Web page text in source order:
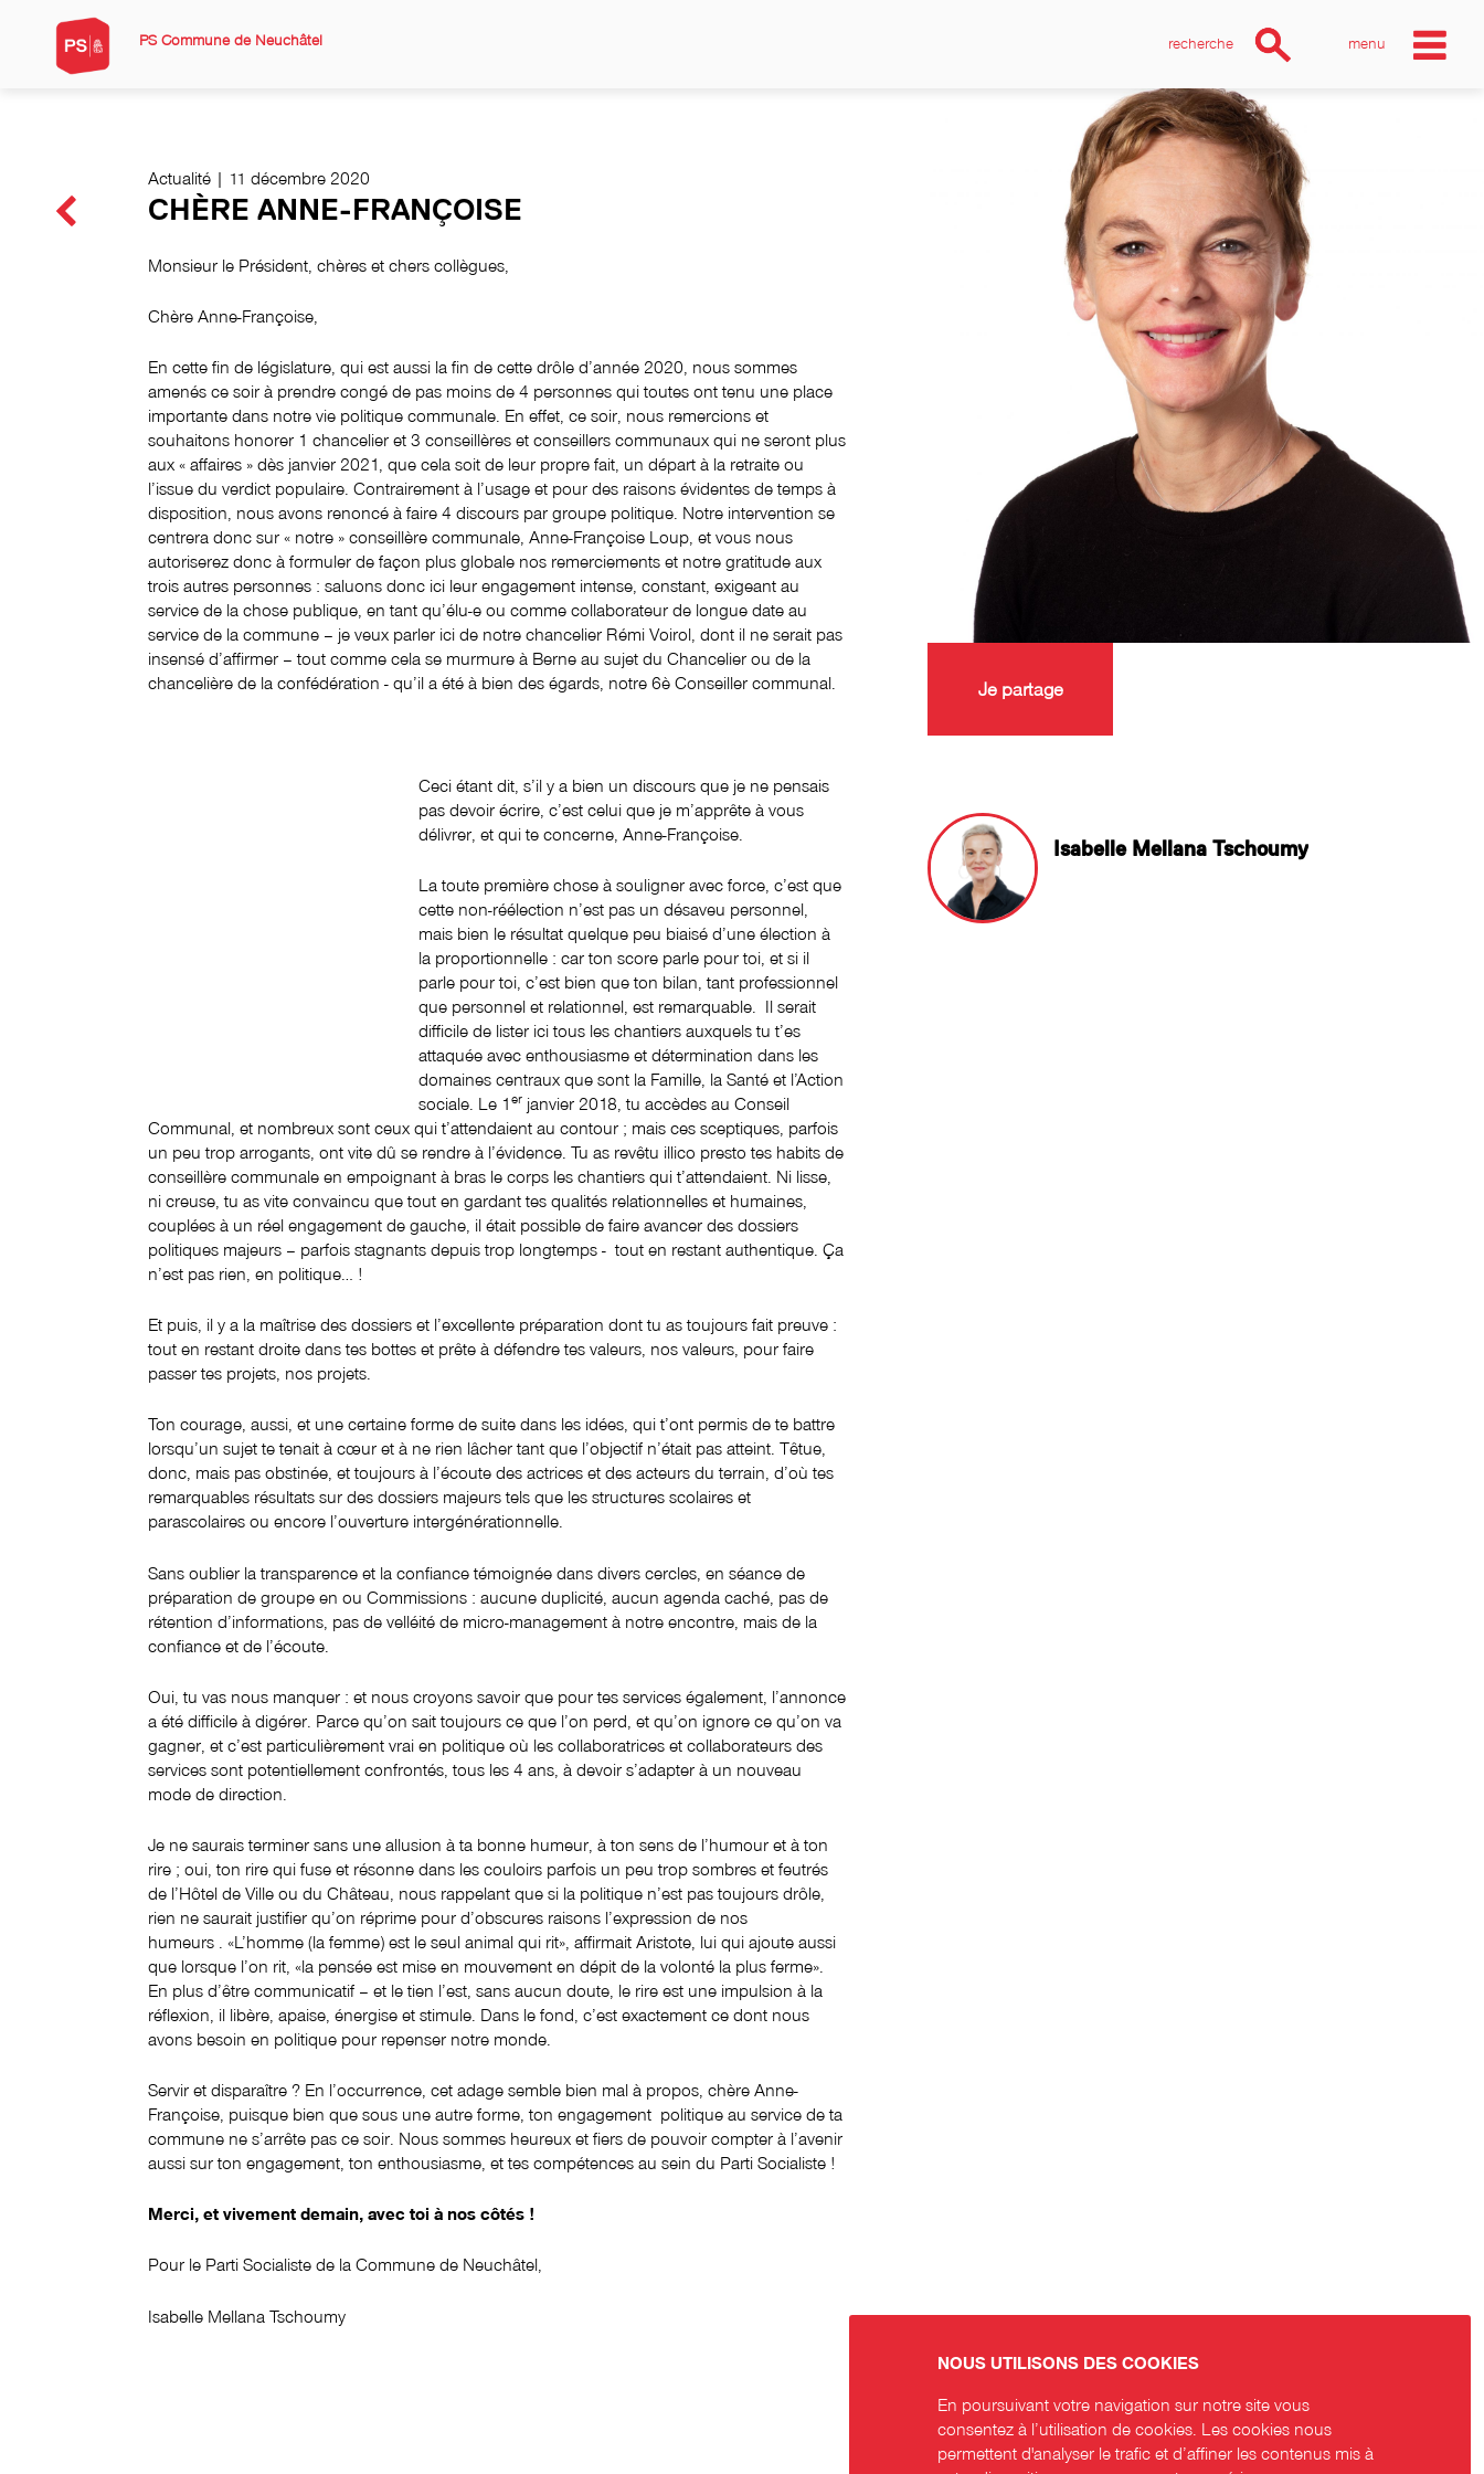
PS Commune de Neuchâtel menu
recherche
Actualité | 11 décembre 2020
CHÈRE ANNE-FRANÇOISE
Monsieur le Président, chères et chers collègues,
Chère Anne-Françoise,
En cette fin de législature, qui est aussi la fin de cette drôle d’année 2020, nous sommes
amenés ce soir à prendre congé de pas moins de 4 personnes qui toutes ont tenu une place
importante dans notre vie politique communale. En effet, ce soir, nous remercions et
souhaitons honorer 1 chancelier et 3 conseillères et conseillers communaux qui ne seront plus
aux « affaires » dès janvier 2021, que cela soit de leur propre fait, un départ à la retraite ou
l’issue du verdict populaire. Contrairement à l’usage et pour des raisons évidentes de temps à
disposition, nous avons renoncé à faire 4 discours par groupe politique. Notre intervention se
centrera donc sur « notre » conseillère communale, Anne-Françoise Loup, et vous nous
autoriserez donc à formuler de façon plus globale nos remerciements et notre gratitude aux
trois autres personnes : saluons donc ici leur engagement intense, constant, exigeant au
service de la chose publique, en tant qu’élu-e ou comme collaborateur de longue date au
service de la commune – je veux parler ici de notre chancelier Rémi Voirol, dont il ne serait pas
insensé d’affirmer – tout comme cela se murmure à Berne au sujet du Chancelier ou de la
chancelière de la confédération - qu’il a été à bien des égards, notre 6è Conseiller communal.
Ceci étant dit, s’il y a bien un discours que je ne pensais
pas devoir écrire, c’est celui que je m’apprête à vous
délivrer, et qui te concerne, Anne-Françoise.
La toute première chose à souligner avec force, c’est que
cette non-réélection n’est pas un désaveu personnel,
mais bien le résultat quelque peu biaisé d’une élection à
la proportionnelle : car ton score parle pour toi, et si il
parle pour toi, c’est bien que ton bilan, tant professionnel
que personnel et relationnel, est remarquable. Il serait
difficile de lister ici tous les chantiers auxquels tu t’es
attaquée avec enthousiasme et détermination dans les
domaines centraux que sont la Famille, la Santé et l’Action
sociale. Le 1er janvier 2018, tu accèdes au Conseil
Communal, et nombreux sont ceux qui t’attendaient au contour ; mais ces sceptiques, parfois
un peu trop arrogants, ont vite dû se rendre à l’évidence. Tu as revêtu illico presto tes habits de
conseillère communale en empoignant à bras le corps les chantiers qui t’attendaient. Ni lisse,
ni creuse, tu as vite convaincu que tout en gardant tes qualités relationnelles et humaines,
couplées à un réel engagement de gauche, il était possible de faire avancer des dossiers
politiques majeurs – parfois stagnants depuis trop longtemps - tout en restant authentique. Ça
n’est pas rien, en politique… !
Et puis, il y a la maîtrise des dossiers et l’excellente préparation dont tu as toujours fait preuve :
tout en restant droite dans tes bottes et prête à défendre tes valeurs, nos valeurs, pour faire
passer tes projets, nos projets.
Ton courage, aussi, et une certaine forme de suite dans les idées, qui t’ont permis de te battre
lorsqu’un sujet te tenait à cœur et à ne rien lâcher tant que l’objectif n’était pas atteint. Têtue,
donc, mais pas obstinée, et toujours à l’écoute des actrices et des acteurs du terrain, d’où tes
remarquables résultats sur des dossiers majeurs tels que les structures scolaires et
parascolaires ou encore l’ouverture intergénérationnelle.
Sans oublier la transparence et la confiance témoignée dans divers cercles, en séance de
préparation de groupe en ou Commissions : aucune duplicité, aucun agenda caché, pas de
rétention d’informations, pas de velléité de micro-management à notre encontre, mais de la
confiance et de l’écoute.
Oui, tu vas nous manquer : et nous croyons savoir que pour tes services également, l’annonce
a été difficile à digérer. Parce qu’on sait toujours ce que l’on perd, et qu’on ignore ce qu’on va
gagner, et c’est particulièrement vrai en politique où les collaboratrices et collaborateurs des
services sont potentiellement confrontés, tous les 4 ans, à devoir s’adapter à un nouveau
mode de direction.
Je ne saurais terminer sans une allusion à ta bonne humeur, à ton sens de l’humour et à ton
rire ; oui, ton rire qui fuse et résonne dans les couloirs parfois un peu trop sombres et feutrés
de l’Hôtel de Ville ou du Château, nous rappelant que si la politique n’est pas toujours drôle,
rien ne saurait justifier qu’on réprime pour d’obscures raisons l’expression de nos
humeurs . «L’homme (la femme) est le seul animal qui rit», affirmait Aristote, lui qui ajoute aussi
que lorsque l’on rit, «la pensée est mise en mouvement en dépit de la volonté la plus ferme».
En plus d’être communicatif – et le tien l’est, sans aucun doute, le rire est une impulsion à la
réflexion, il libère, apaise, énergise et stimule. Dans le fond, c’est exactement ce dont nous
avons besoin en politique pour repenser notre monde.
Servir et disparaître ? En l’occurrence, cet adage semble bien mal à propos, chère Anne-
Françoise, puisque bien que sous une autre forme, ton engagement politique au service de ta
commune ne s’arrête pas ce soir. Nous sommes heureux et fiers de pouvoir compter à l’avenir
aussi sur ton engagement, ton enthousiasme, et tes compétences au sein du Parti Socialiste !
Merci, et vivement demain, avec toi à nos côtés !
Pour le Parti Socialiste de la Commune de Neuchâtel,
Isabelle Mellana Tschoumy
Je partage
Isabelle Mellana Tschoumy
NOUS UTILISONS DES COOKIES
En poursuivant votre navigation sur notre site vous
consentez à l’utilisation de cookies. Les cookies nous
permettent d'analyser le trafic et d’affiner les contenus mis à